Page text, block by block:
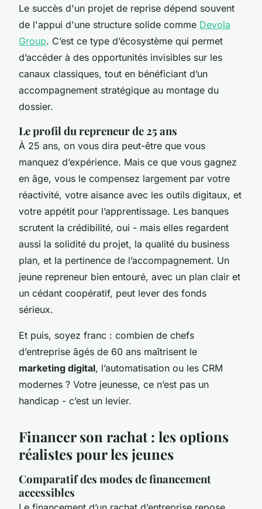
Le succès d'un projet de reprise dépend souvent
de l'appui d'une structure solide comme Devola
Group. C’est ce type d’écosystème qui permet
d’accéder à des opportunités invisibles sur les
canaux classiques, tout en bénéficiant d’un
accompagnement stratégique au montage du
dossier.
Le profil du repreneur de 25 ans
À 25 ans, on vous dira peut-être que vous
manquez d’expérience. Mais ce que vous gagnez
en âge, vous le compensez largement par votre
réactivité, votre aisance avec les outils digitaux, et
votre appétit pour l’apprentissage. Les banques
scrutent la crédibilité, oui - mais elles regardent
aussi la solidité du projet, la qualité du business
plan, et la pertinence de l’accompagnement. Un
jeune repreneur bien entouré, avec un plan clair et
un cédant coopératif, peut lever des fonds
sérieux.
Et puis, soyez franc : combien de chefs
d’entreprise âgés de 60 ans maîtrisent le
marketing digital, l’automatisation ou les CRM
modernes ? Votre jeunesse, ce n’est pas un
handicap - c’est un levier.
Financer son rachat : les options
réalistes pour les jeunes
Comparatif des modes de financement
accessibles